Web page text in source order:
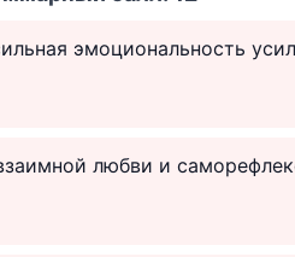
эмоциональность
любви и